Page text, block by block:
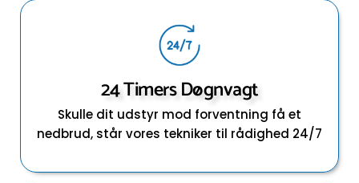
24 Timers Døgnvagt
Skulle dit udstyr mod forventning få et
nedbrud, står vores tekniker til rådighed 24/7